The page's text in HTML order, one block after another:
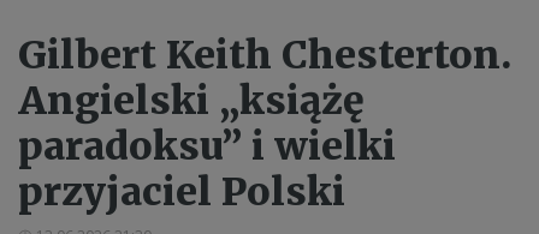
Gilbert Keith Chesterton.
Angielski „książę
paradoksu” i wielki
przyjaciel Polski